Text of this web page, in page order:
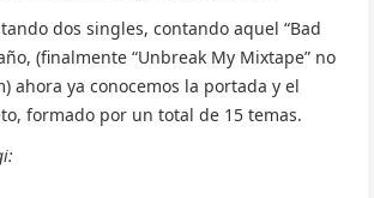
dos singles, contando aquel “Bad
(finalmente “Unbreak My Mixtape” no
ahora ya conocemos la portada y el
formado por un total de 15 temas.